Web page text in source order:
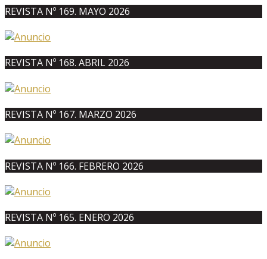
REVISTA Nº 169. MAYO 2026
REVISTA Nº 168. ABRIL 2026
REVISTA Nº 167. MARZO 2026
REVISTA Nº 166. FEBRERO 2026
REVISTA Nº 165. ENERO 2026